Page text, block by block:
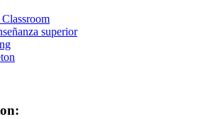
superior